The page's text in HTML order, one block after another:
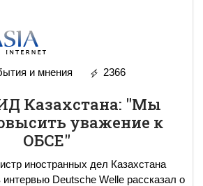
и мнения
2366
Казахстана: "Мы
уважение к
ОБСЕ"
иностранных дел Казахстана
Deutsche Welle рассказал о